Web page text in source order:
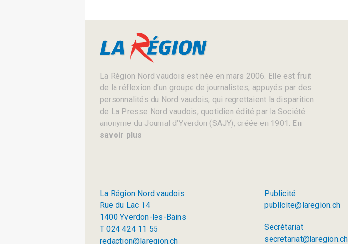
La Région Nord vaudois est née en mars 2006. Elle est fruit
de la réflexion d’un groupe de journalistes, appuyés par des
personnalités du Nord vaudois, qui regrettaient la disparition
de La Presse Nord vaudois, quotidien édité par la Société
anonyme du Journal d’Yverdon (SAJY), créée en 1901. En
savoir plus
La Région Nord vaudois
Rue du Lac 14
1400 Yverdon-les-Bains
T 024 424 11 55
redaction@laregion.ch
Publicité
publicite@laregion.ch
Secrétariat
secretariat@laregion.ch